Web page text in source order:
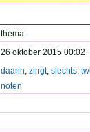
thema
26 oktober 2015 00:02
daarin, zingt, slechts,
noten